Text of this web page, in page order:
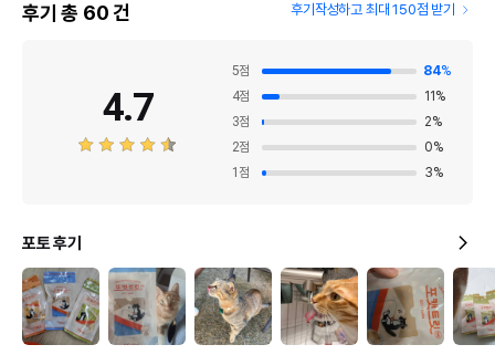
후기 총 60건 후기작성하고 최대 150점 받기
4.7
5점 84%
4점 11 %
3점 2%
2점 0%
1 점 3%
포토 후기